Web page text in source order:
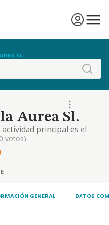
SL.
Aurea Sl.
principal es el
y puestos de comida. la
de todo tipo de
y restauración, tales
cafeterías, mesones,
y todo tipo de actividades
votos)
GENERAL DATOS